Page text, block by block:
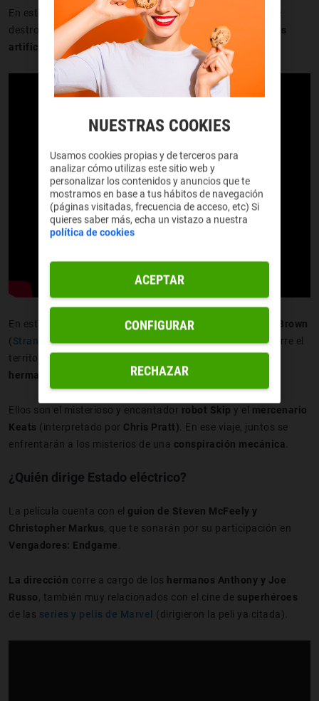
En este pasado alternativo el país ha sido completamente
destrozado por una
guerra entre humanos e inteligencias
artificiales.
En esta historia, Michelle, interpretada por
Millie Bobby Brown
(Stranger Things), es una adolescentehuérfanaque recorre el
territorio junto con
hermano desaparecido
Ellos son el misterioso y encantador robot Skip y el mercenario
Keats (interpretado por Chris Pratt) . En ese viaje, juntos se
enfrentarán a los misterios de una conspiración mecánica
¿Quién dirige Estado eléctrico?
La película cuenta con el guion de Steven McFeely y
Christopher Markus , que te sonarán por su participación en
Vengadores: Endgame
La dirección corre a cargo de los hermanos Anthony y Joe
Russo , también muy relacionados con el cine de superhéroes
de las series y pelis de Marvel (dirigieron la peli ya citada).
NUESTRAS COOKIES
Usamos cookies propias y de terceros para
analizar cómo utilizas este sitio web y
personalizar los contenidos y anuncios que te
mostramos en base a tus hábitos de navegación
(páginas visitadas, frecuencia de acceso, etc) Si
quieres saber más, echa un vistazo a nuestra
política de cookies
RECHAZAR
ACEPTAR
CONFIGURAR